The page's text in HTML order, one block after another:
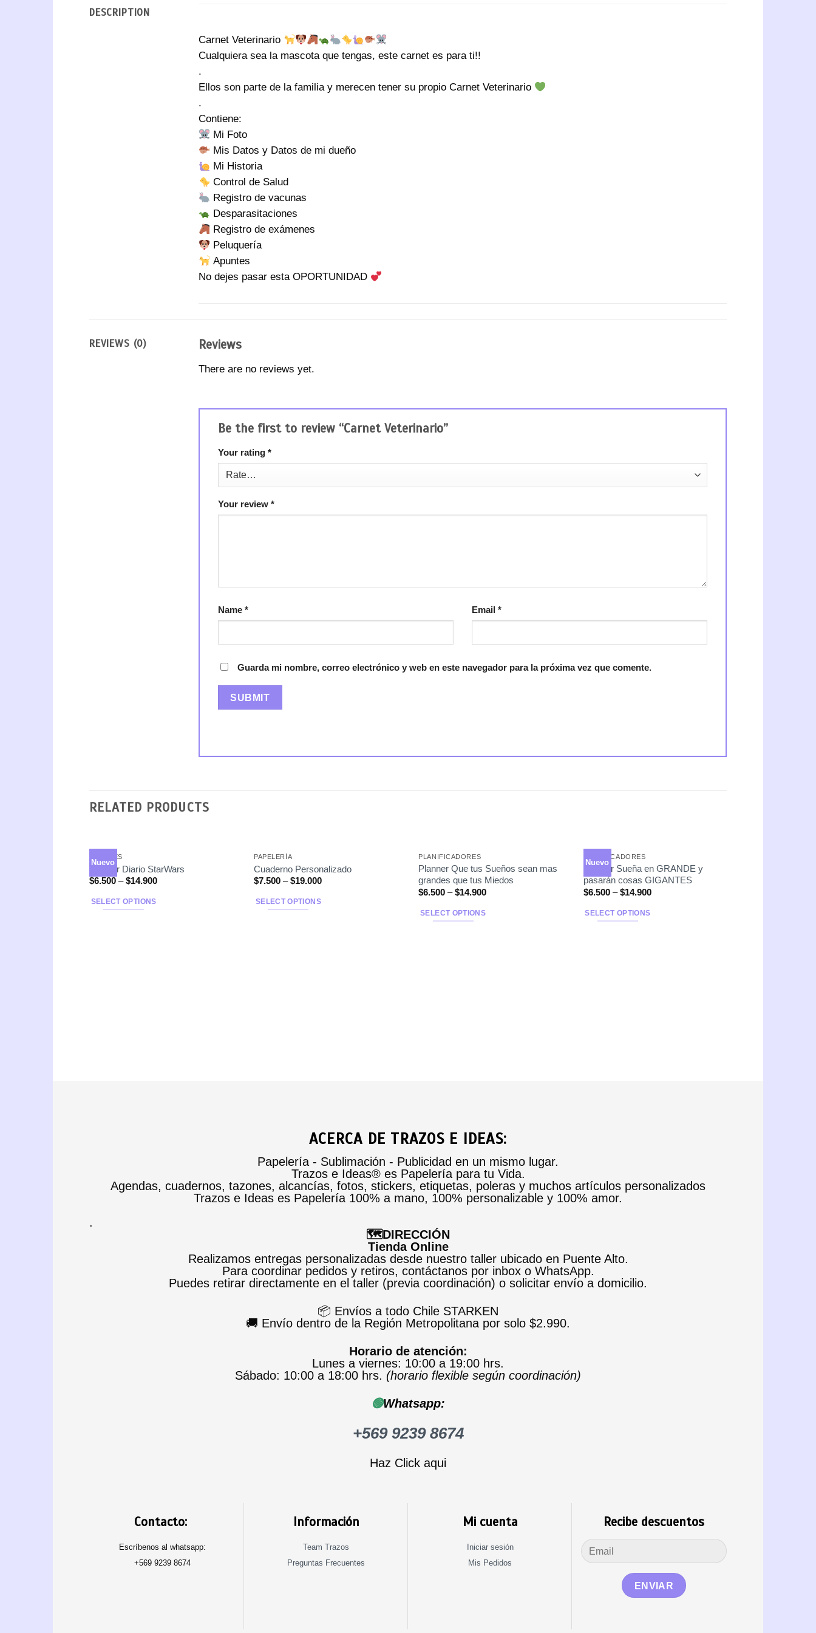
DESCRIPTION
Carnet Veterinario
Cualquiera sea la mascota que tengas, este carnet es para ti!!
.
Ellos son parte de la familia y merecen tener su propio Carnet Veterinario
.
Contiene:
Mi Foto
Mis Datos y Datos de mi dueño
Mi Historia
Control de Salud
Registro de vacunas
Desparasitaciones
Registro de exámenes
Peluquería
Apuntes
No dejes pasar esta OPORTUNIDAD
REVIEWS (0) Reviews
There are no reviews yet.
Be the first to review “Carnet Veterinario”
Your rating *
Your review *
Name * Email *
Guarda mi nombre, correo electrónico y web en este navegador para la próxima vez que comente.
RELATED PRODUCTS
Nuevo
ÁLBUMES
Planner Diario StarWars
$6.500–$14.900
SELECT OPTIONS
PAPELERÍA
Cuaderno Personalizado
$7.500 –$19.000
SELECT OPTIONS
PLANIFICADORES
Planner Que tus Sueños sean mas
grandes que tus Miedos
$6.500 –$14.900
SELECT OPTIONS
Nuevo
PLANIFICADORES
Planner Sueña en GRANDE y
pasarán cosas GIGANTES
$6.500–$14.900
SELECT OPTIONS
ACERCA DE TRAZOS E IDEAS:
Papelería - Sublimación - Publicidad en un mismo lugar.
Trazos e Ideas® es Papelería para tu Vida.
Agendas, cuadernos, tazones, alcancías, fotos, stickers, etiquetas, poleras y muchos artículos personalizados
Trazos e Ideas es Papelería 100% a mano, 100% personalizable y 100% amor.
.
🗺️DIRECCIÓN
Tienda Online
Realizamos entregas personalizadas desde nuestro taller ubicado en Puente Alto.
Para coordinar pedidos y retiros, contáctanos por inbox o WhatsApp.
Puedes retirar directamente en el taller (previa coordinación) o solicitar envío a domicilio.
📦 Envíos a todo Chile STARKEN
🚚 Envío dentro de la Región Metropolitana por solo $2.990.
Horario de atención:
Lunes a viernes: 10:00 a 19:00 hrs.
Sábado: 10:00 a 18:00 hrs. (horario flexible según coordinación)
🟢Whatsapp:
+569 9239 8674
Haz Click aqui
Contacto:
Escríbenos al whatsapp:
+569 9239 8674
Información
Team Trazos
Preguntas Frecuentes
Mi cuenta
Iniciar sesión
Mis Pedidos
Recibe descuentos